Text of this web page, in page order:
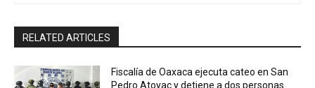
RELATED ARTICLES
Fiscalía de Oaxaca ejecuta cateo en San
Pedro Atoyac y detiene a dos personas